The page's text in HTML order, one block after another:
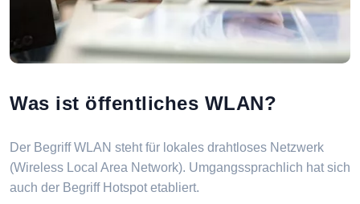
Was ist öffentliches WLAN?
Der Begriff WLAN steht für lokales drahtloses Netzwerk
(Wireless Local Area Network). Umgangssprachlich hat sich
auch der Begriff Hotspot etabliert.